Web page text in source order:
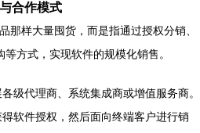
合作模式
那样大量囤货，而是指通过授权分销、
方式，实现软件的规模化销售。
级代理商、系统集成商或增值服务商。
软件授权，然后面向终端客户进行销